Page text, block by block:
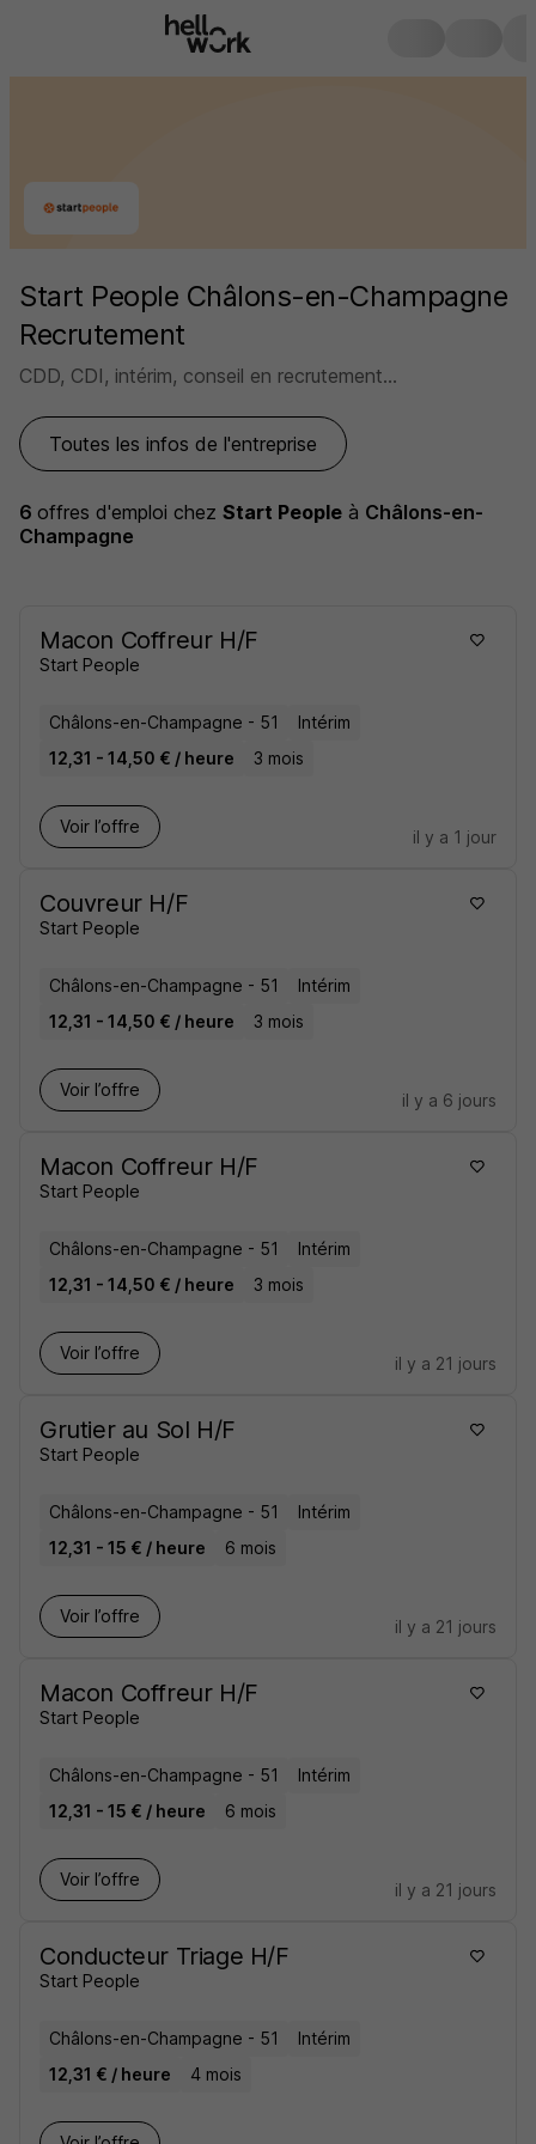
Start People Châlons-en-Champagne
Recrutement
CDD, CDI, intérim, conseil en recrutement...
Toutes les infos de l'entreprise
6 offres d'emploi chez Start People à Châlons-en-
Champagne
Macon Coffreur H/F
Start People
Châlons-en-Champagne - 51
Intérim
12,31 - 14,50 € / heure
3 mois
Voir l’offre
il y a 1 jour
Couvreur H/F
Start People
Châlons-en-Champagne - 51
Intérim
12,31 - 14,50 € / heure
3 mois
Voir l’offre
il y a 6 jours
Macon Coffreur H/F
Start People
Châlons-en-Champagne - 51
Intérim
12,31 - 14,50 € / heure
3 mois
Voir l’offre
il y a 21 jours
Grutier au Sol H/F
Start People
Châlons-en-Champagne - 51
Intérim
12,31 - 15 € / heure
6 mois
Voir l’offre
il y a 21 jours
Macon Coffreur H/F
Start People
Châlons-en-Champagne - 51
Intérim
12,31 - 15 € / heure
6 mois
Voir l’offre
il y a 21 jours
Conducteur Triage H/F
Start People
Châlons-en-Champagne - 51
Intérim
12,31 € / heure
4 mois